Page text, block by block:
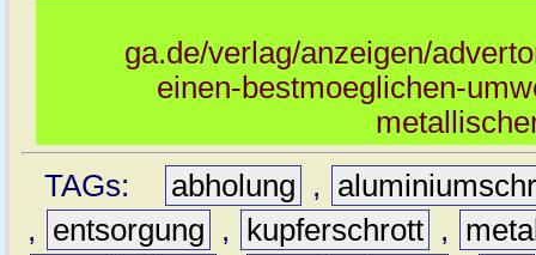
ga.de/verlag/anzeigen/
einen-bestmoeglichen-
TAGs:
abholung ,
,
entsorgung , kupferschrott ,